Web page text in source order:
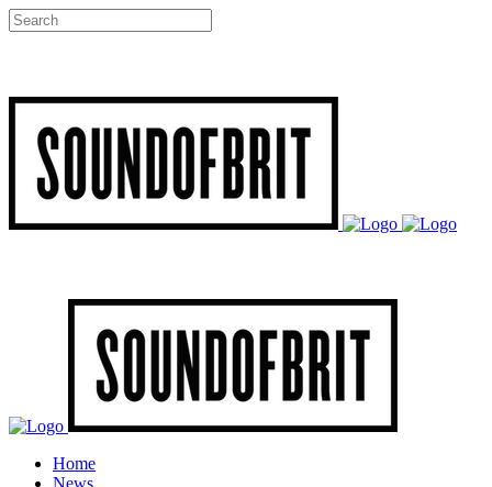
Home
News